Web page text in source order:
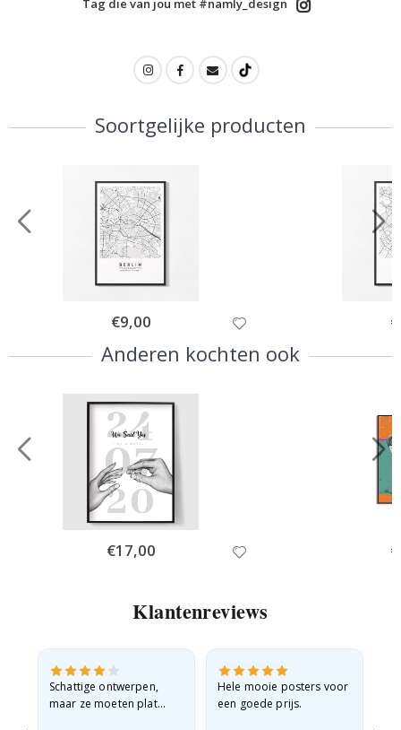
Tag die van jou met #namly_design
Soortgelijke producten
Special
Price
€9,00
Anderen kochten ook
Special
Price
€17,00
Klantenreviews
Schattige ontwerpen,
maar ze moeten plat
Hele mooie posters voor
een goede prijs.